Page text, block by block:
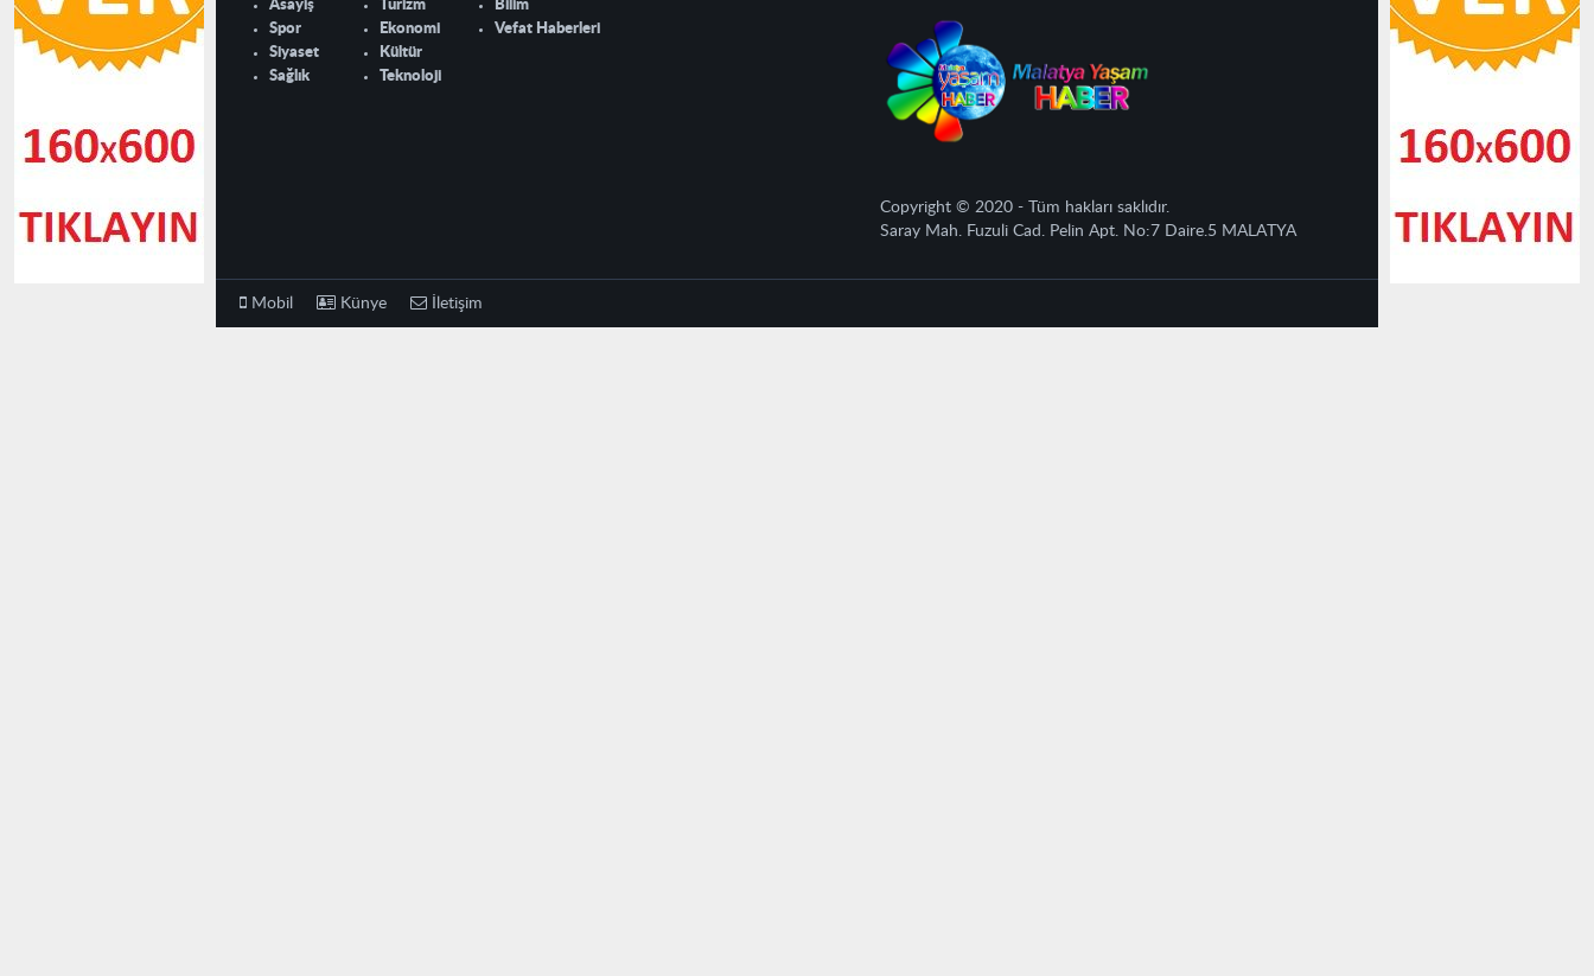
Asayiş
Spor
Siyaset
Sağlık
Turizm
Ekonomi
Kültür
Teknoloji
Bilim
Vefat Haberleri
Copyright © 2020 - Tüm hakları saklıdır.
Saray Mah. Fuzuli Cad. Pelin Apt. No:7 Daire.5 MALATYA
Mobil Künye İletişim